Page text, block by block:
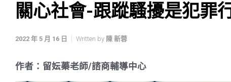
關心社會-跟蹤騷擾是犯罪
2022 年 5 月 16 日 Written by 陳 新蓉
作者：留妘蓁老師/諮商輔導中心